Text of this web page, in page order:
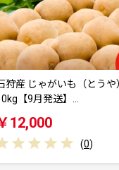
北海道産牛 ローストビー
ック【200g×3個…
￥15,000